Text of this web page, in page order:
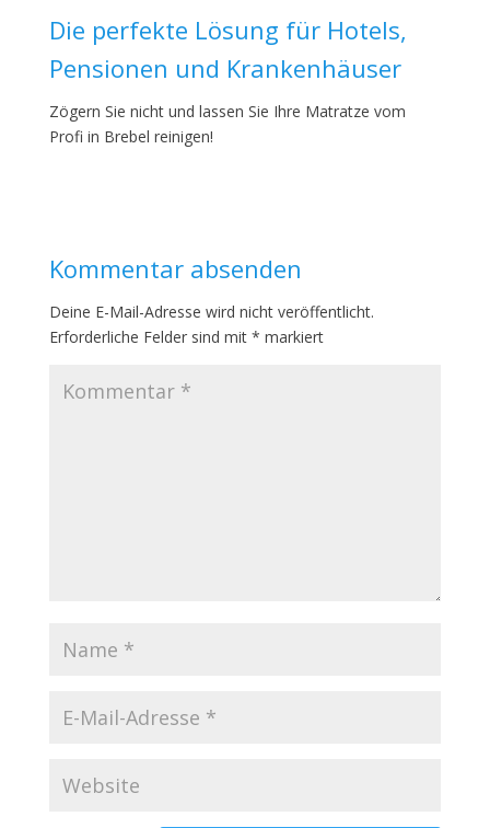
Die perfekte Lösung für Hotels,
Pensionen und Krankenhäuser
Zögern Sie nicht und lassen Sie Ihre Matratze vom
Profi in Brebel reinigen!
Kommentar absenden
Deine E-Mail-Adresse wird nicht veröffentlicht.
Erforderliche Felder sind mit * markiert